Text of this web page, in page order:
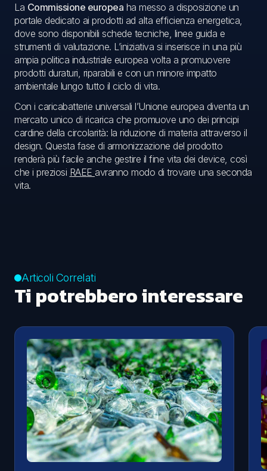
La Commissione europea ha messo a disposizione un
portale dedicato ai prodotti ad alta efficienza energetica,
dove sono disponibili schede tecniche, linee guida e
strumenti di valutazione. L’iniziativa si inserisce in una più
ampia politica industriale europea volta a promuovere
prodotti duraturi, riparabili e con un minore impatto
ambientale lungo tutto il ciclo di vita.
Con i caricabatterie universali l’Unione europea diventa un
mercato unico di ricarica che promuove uno dei principi
cardine della circolarità: la riduzione di materia attraverso il
design. Questa fase di armonizzazione del prodotto
renderà più facile anche gestire il fine vita dei device, così
che i preziosi RAEE avranno modo di trovare una seconda
vita.
Articoli Correlati
Ti potrebbero interessare